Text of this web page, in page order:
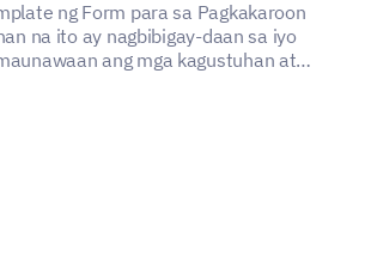
ng Form para sa Pagkakaroon
na ito ay nagbibigay-daan sa iyo
ang mga kagustuhan at